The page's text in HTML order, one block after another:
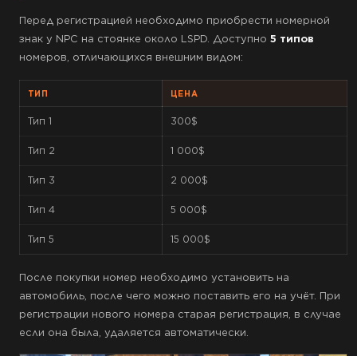
Перед регистрацией необходимо приобрести номерной
знак у NPC на стоянке около LSPD. Доступно 5 типов
номеров, отличающихся внешним видом:
ТИП ЦЕНА
Тип 1 300$
Тип 2 1 000$
Тип 3 2 000$
Тип 4 5 000$
Тип 5 15 000$
После покупки номер необходимо установить на
автомобиль, после чего можно поставить его на учёт. При
регистрации нового номера старая регистрация, в случае
если она была, удаляется автоматически.